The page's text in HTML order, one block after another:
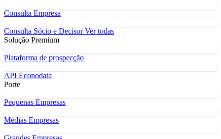
Consulta Empresa
Consulta Sócio e DecisorVer todas
Solução Premium
Plataforma de prospecção
API Econodata
Porte
Pequenas Empresas
Médias Empresas